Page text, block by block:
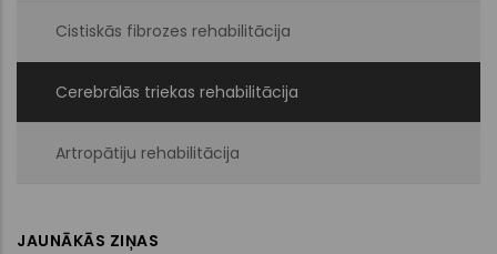
Cistiskās fibrozes rehabilitācija
Cerebrālās triekas rehabilitācija
Artropātiju rehabilitācija
JAUNĀKĀS ZIŅAS